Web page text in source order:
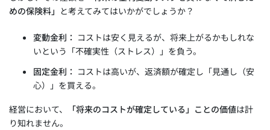
めの保険料」 と考えてみてはいかがでしょうか？
変動金利： コストは安く見えるが、将来上がるかもしれな
いという「不確実性（ストレス）」を負う。
固定金利： コストは高いが、返済額が確定し「見通し（安
心）」を買える。
経営において、
「将来のコストが確定している」ことの価値は計
り知れません。